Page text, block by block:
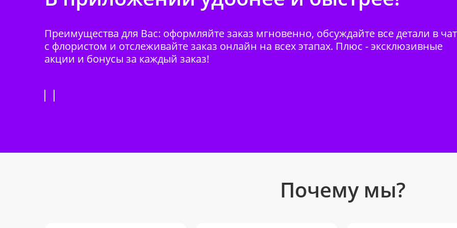
Преимущества для Вас: оформляйте заказ мгновенно, обсуждайте все детали в
с флористом и отслеживайте заказ онлайн на всех этапах. Плюс - эксклюзивные
акции и бонусы за каждый заказ!
Почему мы?